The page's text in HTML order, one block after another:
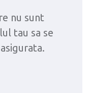
nu sunt
tau sa se